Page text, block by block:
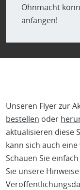
Ohnmacht
anfangen!
Unseren Flyer zur
bestellen oder
aktualisieren diese
kann sich auch
Schauen Sie
Sie unsere